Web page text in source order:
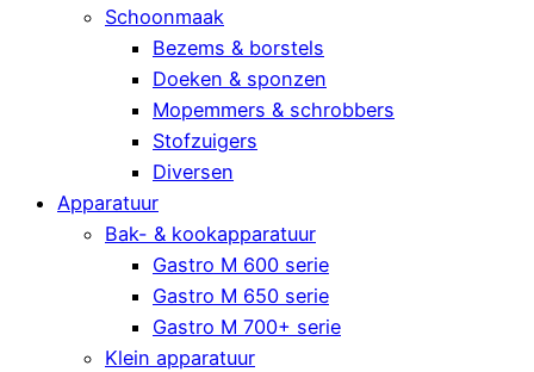
Schoonmaak
Bezems & borstels
Doeken & sponzen
Mopemmers & schrobbers
Stofzuigers
Diversen
Apparatuur
Bak- & kookapparatuur
Gastro M 600 serie
Gastro M 650 serie
Gastro M 700+ serie
Klein apparatuur